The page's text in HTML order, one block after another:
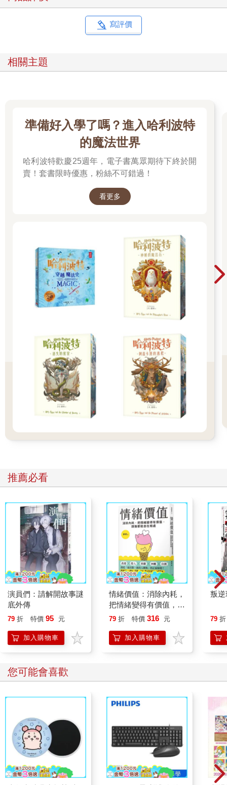
寫評價
相關主題
準備好入學了嗎？進入哈利波特
的魔法世界
哈利波特歡慶25週年，電子書萬眾期待下終於開
賣！套書限時優惠，粉絲不可錯過！
看更多
推薦必看
演員們：請解開故事謎
底外傳
79 折 特價 95 元
加入購物車
情緒價值：消除內耗，
把情緒變得有價值，跟
誰都能自在相處
79 折 特價 316 元
加入購物車
叛逆
79 折
您可能會喜歡